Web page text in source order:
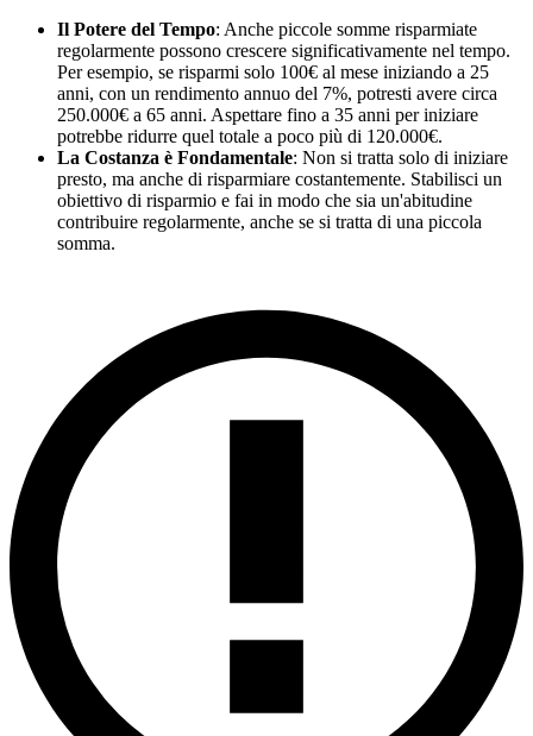
Il Potere del Tempo: Anche piccole somme risparmiate
regolarmente possono crescere significativamente nel tempo.
Per esempio, se risparmi solo 100€ al mese iniziando a 25
anni, con un rendimento annuo del 7%, potresti avere circa
250.000€ a 65 anni. Aspettare fino a 35 anni per iniziare
potrebbe ridurre quel totale a poco più di 120.000€.
La Costanza è Fondamentale: Non si tratta solo di iniziare
presto, ma anche di risparmiare costantemente. Stabilisci un
obiettivo di risparmio e fai in modo che sia un'abitudine
contribuire regolarmente, anche se si tratta di una piccola
somma.